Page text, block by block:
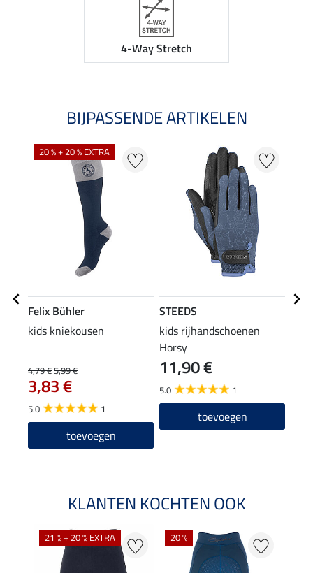
4-Way Stretch
BIJPASSENDE ARTIKELEN
20 % + 20 % EXTRA
Felix Bühler
kids kniekousen
4,79 €5,99 €
3,83 €
5.0 1
toevoegen
STEEDS
kids rijhandschoenen
Horsy
11,90 €
5.0 1
toevoegen
KLANTEN KOCHTEN OOK
21 % + 20 % EXTRA 20 %